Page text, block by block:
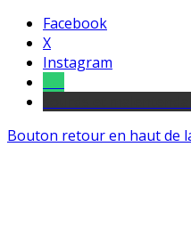
Facebook
X
Instagram
Bouton retour en haut de